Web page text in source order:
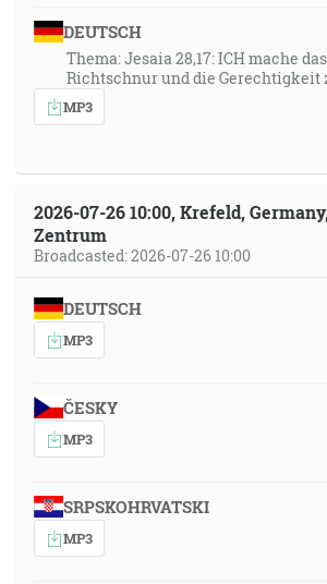
DEUTSCH
Thema: Jesaia 28,17: ICH mache
Richtschnur und die Gerechtigkeit
MP3
2026-07-26 10:00, Krefeld,
Zentrum
Broadcasted: 2026-07-26 10:00
DEUTSCH
MP3
ČESKY
MP3
SRPSKOHRVATSKI
MP3